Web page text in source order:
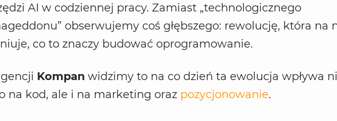
AI w codziennej pracy. Zamiast „technologicznego
obserwujemy coś głębszego: rewolucję, która na
co to znaczy budować oprogramowanie.
Kompan widzimy to na co dzień ta ewolucja wpływa
na kod, ale i na marketing oraz pozycjonowanie.